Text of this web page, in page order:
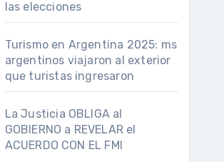
las elecciones
Turismo en Argentina 2025: ms
argentinos viajaron al exterior
que turistas ingresaron
La Justicia OBLIGA al
GOBIERNO a REVELAR el
ACUERDO CON EL FMI